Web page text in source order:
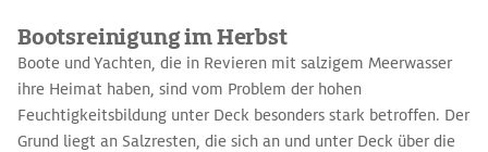
Bootsreinigung im Herbst
Boote und Yachten, die in Revieren mit salzigem Meerwasser
ihre Heimat haben, sind vom Problem der hohen
Feuchtigkeitsbildung unter Deck besonders stark betroffen. Der
Grund liegt an Salzresten, die sich an und unter Deck über die